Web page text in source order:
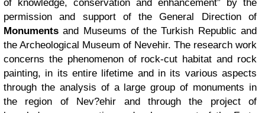
of knowledge, conservation and enhancement” by the
permission and support of the General Direction of
Monuments and Museums of the Turkish Republic and
the Archeological Museum of Nevehir. The research work
concerns the phenomenon of rock-cut habitat and rock
painting, in its entire lifetime and in its various aspects
through the analysis of a large group of monuments in
the region of Nev?ehir and through the project of